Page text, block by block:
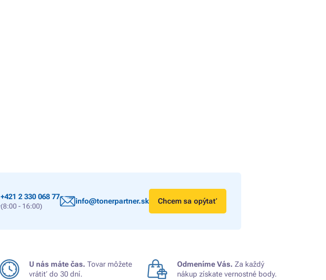
+421 2 330 068 77
(8:00 - 16:00)
info@tonerpartner.sk Chcem sa opýtať
U nás máte čas. Tovar môžete
vrátiť do 30 dní.
Odmeníme Vás. Za každý
nákup získate vernostné body.